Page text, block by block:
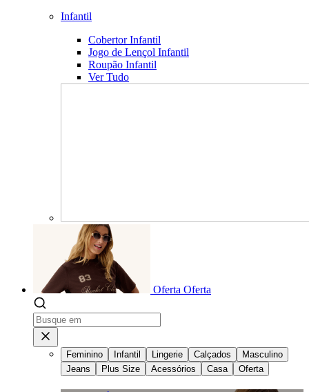
Infantil
Cobertor Infantil
Jogo de Lençol Infantil
Roupão Infantil
Ver Tudo
Oferta Oferta
Feminino Infantil Lingerie Calçados
Masculino
Jeans
Plus Size Acessórios Casa Oferta